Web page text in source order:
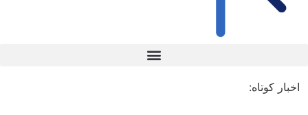
اخبار کوتاه: